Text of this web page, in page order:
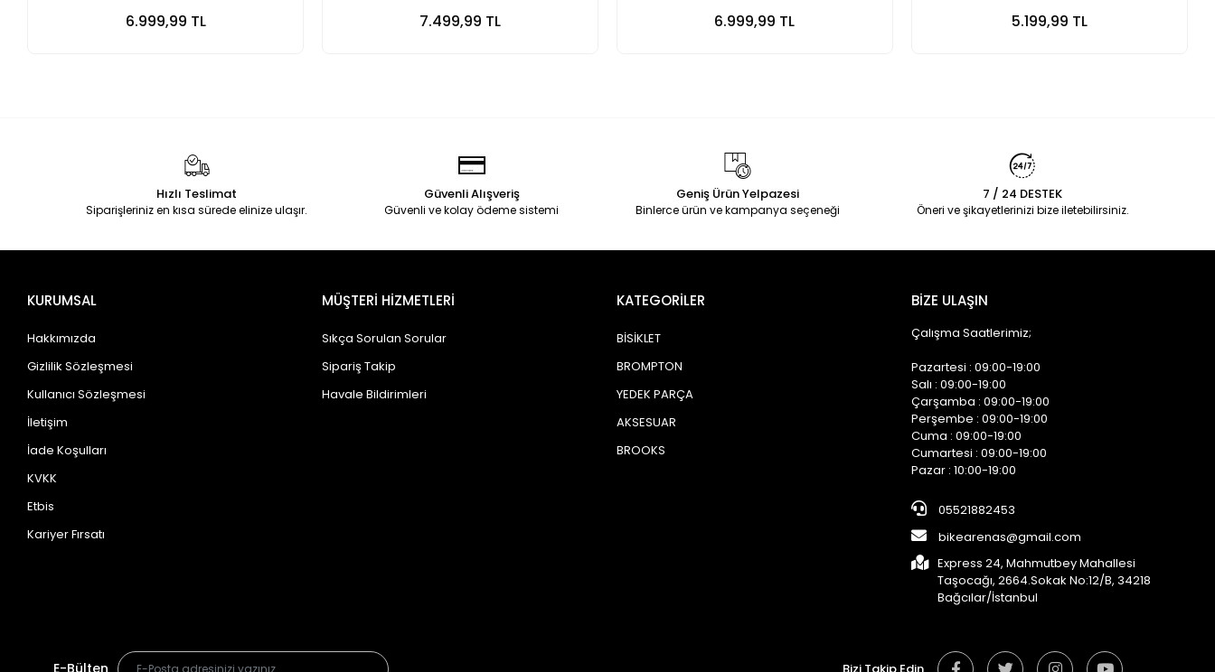
6.999,99 TL 7.499,99 TL 6.999,99 TL 5.199,99 TL
Hızlı Teslimat
Siparişleriniz en kısa sürede elinize ulaşır.
Güvenli Alışveriş
Güvenli ve kolay ödeme sistemi
Geniş Ürün Yelpazesi
Binlerce ürün ve kampanya seçeneği
7 / 24 DESTEK
Öneri ve şikayetlerinizi bize iletebilirsiniz.
KURUMSAL
Hakkımızda
Gizlilik Sözleşmesi
Kullanıcı Sözleşmesi
İletişim
İade Koşulları
KVKK
Etbis
Kariyer Fırsatı
MÜŞTERİ HİZMETLERİ
Sıkça Sorulan Sorular
Sipariş Takip
Havale Bildirimleri
KATEGORİLER
BİSİKLET
BROMPTON
YEDEK PARÇA
AKSESUAR
BROOKS
BİZE ULAŞIN
Çalışma Saatlerimiz;
Pazartesi : 09:00-19:00
Salı : 09:00-19:00
Çarşamba : 09:00-19:00
Perşembe : 09:00-19:00
Cuma : 09:00-19:00
Cumartesi : 09:00-19:00
Pazar : 10:00-19:00
05521882453
bikearenas@gmail.com
Express 24, Mahmutbey Mahallesi
Taşocağı, 2664.Sokak No:12/B, 34218
Bağcılar/İstanbul